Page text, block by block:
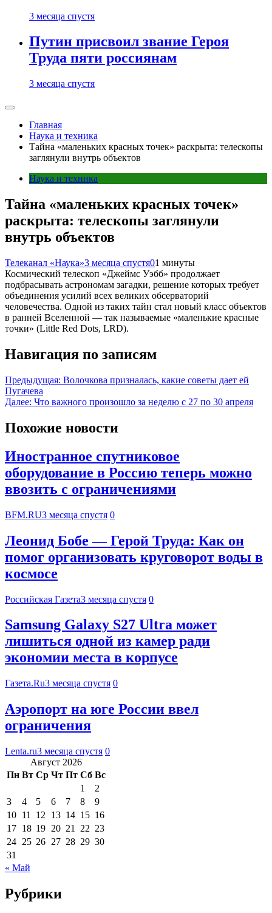
3 месяца спустя
Путин присвоил звание Героя
Труда пяти россиянам
3 месяца спустя
Главная
Наука и техника
Тайна «маленьких красных точек» раскрыта: телескопы
заглянули внутрь объектов
Наука и техника
Тайна «маленьких красных точек»
раскрыта: телескопы заглянули
внутрь объектов
Телеканал «Наука»3 месяца спустя01 минуты
Космический телескоп «Джеймс Уэбб» продолжает
подбрасывать астрономам загадки, решение которых требует
объединения усилий всех великих обсерваторий
человечества. Одной из таких тайн стал новый класс объектов
в ранней Вселенной — так называемые «маленькие красные
точки» (Little Red Dots, LRD).
Навигация по записям
Предыдущая: Волочкова призналась, какие советы дает ей
Пугачева
Далее: Что важного произошло за неделю с 27 по 30 апреля
Похожие новости
Иностранное спутниковое
оборудование в Россию теперь можно
ввозить с ограничениями
BFM.RU3 месяца спустя 0
Леонид Бобе — Герой Труда: Как он
помог организовать круговорот воды в
космосе
Российская Газета3 месяца спустя 0
Samsung Galaxy S27 Ultra может
лишиться одной из камер ради
экономии места в корпусе
Газета.Ru3 месяца спустя 0
Аэропорт на юге России ввел
ограничения
Lenta.ru3 месяца спустя 0
Август 2026
Пн Вт Ср Чт Пт Сб Вс
1
2
3
4 5 6 7 8
9
10 11 12 13 14 15 16
17 18 19 20 21 22 23
24 25 26 27 28 29 30
31
« Май
Рубрики